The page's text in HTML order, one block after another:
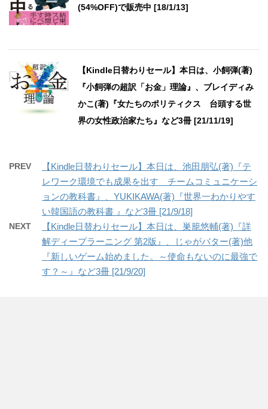
(54%OFF)で販売中 [18/1/13]
【Kindle日替わりセール】本日は、小飼弾(著)
『小飼弾の超訳「お金」理論』、ブレイディみ
かこ(著)『女たちのポリティクス 台頭する世
界の女性政治家たち』など3冊 [21/11/19]
PREV
【Kindle日替わりセール】本日は、池田朋弘(著)『テ
レワーク環境でも成果を出す チームコミュニケーシ
ョンの教科書』、YUKIKAWA(著)『世界一わかりやす
い韓国語の教科書 』など3冊 [21/9/18]
NEXT
【Kindle日替わりセール】本日は、巣籠悠輔(著)『詳
解ディープラーニング 第2版』、じゃがバター(著)他
『新しいゲーム始めました。～使命もないのに最強で
す？～』など3冊 [21/9/20]